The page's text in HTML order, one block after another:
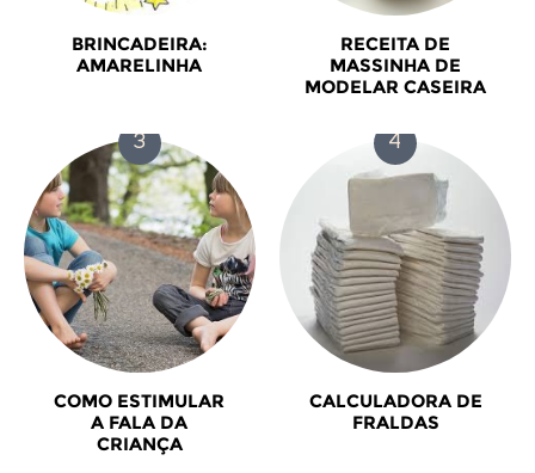
BRINCADEIRA:
AMARELINHA
RECEITA DE
MASSINHA DE
MODELAR CASEIRA
COMO ESTIMULAR
A FALA DA
CRIANÇA
CALCULADORA DE
FRALDAS